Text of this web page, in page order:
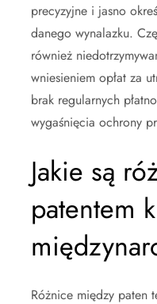
precyzyjne i jasno
danego wynalazku.
również
wniesieniem opłat za
brak regularnych
wygaśnięcia ochrony
Jakie są
patentem
Różnice między paten